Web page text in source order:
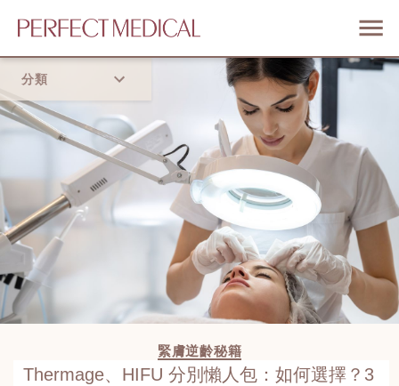
分類
首頁
流行趨勢
緊膚逆齡秘籍
Thermage、HIFU 分別懶人包：如何選擇？3